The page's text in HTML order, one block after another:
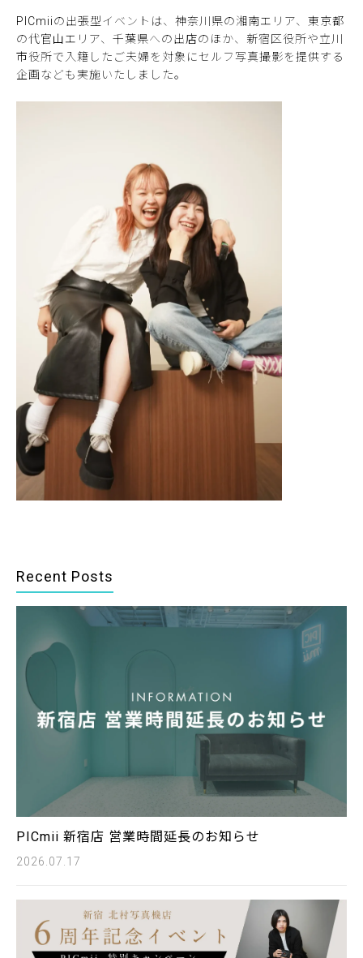
PICmiiの出張型イベントは、神奈川県の湘南エリア、東京都
の代官山エリア、千葉県への出店のほか、新宿区役所や立川
市役所で入籍したご夫婦を対象にセルフ写真撮影を提供する
企画なども実施いたしました。
Recent Posts
PICmii 新宿店 営業時間延長のお知らせ
2026.07.17